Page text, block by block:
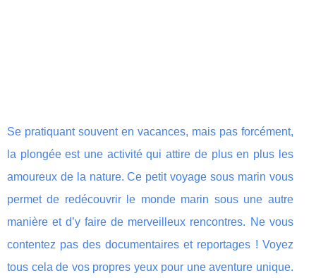
Se pratiquant souvent en vacances, mais pas forcément,
la plongée est une activité qui attire de plus en plus les
amoureux de la nature. Ce petit voyage sous marin vous
permet de redécouvrir le monde marin sous une autre
manière et d’y faire de merveilleux rencontres. Ne vous
contentez pas des documentaires et reportages ! Voyez
tous cela de vos propres yeux pour une aventure unique.